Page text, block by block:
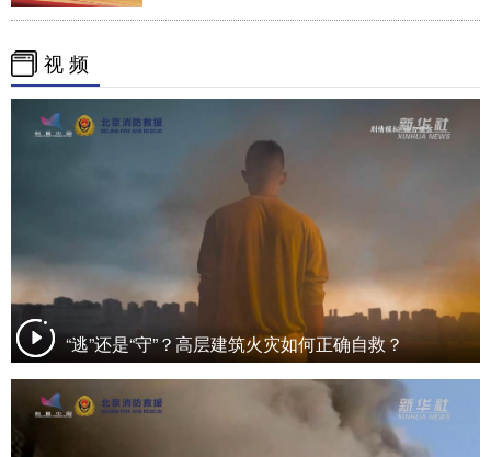
视 频
“逃”还是“守”？高层建筑火灾如何正确自救？